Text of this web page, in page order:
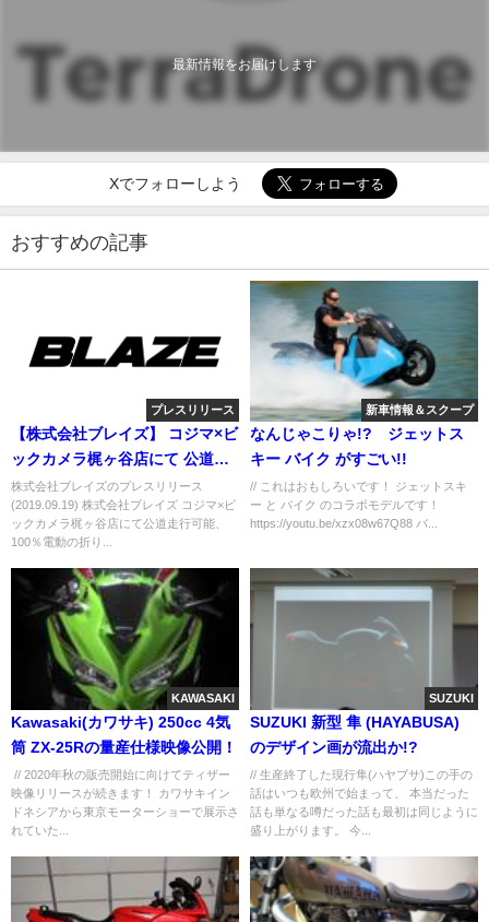
最新情報をお届けします
Xでフォローしよう
おすすめの記事
プレスリリース
【株式会社ブレイズ】 コジマ×ビ
ックカメラ梶ヶ谷店にて 公道走
行可能、100％電動の折り畳みバ
イク「BLAZE SMART EV(ブレ
イズスマートEV)」の特別試乗会
株式会社ブレイズのプレスリリース
(2019.09.19) 株式会社ブレイズ コジマ×ビ
ックカメラ梶ヶ谷店にて公道走行可能、
100％電動の折り...
新車情報＆スクープ
なんじゃこりゃ!? ジェットス
キー バイク がすごい!!
// これはおもしろいです！ ジェットスキ
ー と バイク のコラボモデルです！
https://youtu.be/xzx08w67Q88 バ...
KAWASAKI
Kawasaki(カワサキ) 250cc 4気
筒 ZX-25Rの量産仕様映像公開！
// 2020年秋の販売開始に向けてティザー
映像リリースが続きます！ カワサキイン
ドネシアから東京モーターショーで展示さ
れていた...
SUZUKI
SUZUKI 新型 隼 (HAYABUSA)
のデザイン画が流出か!?
// 生産終了した現行隼(ハヤブサ)この手の
話はいつも欧州で始まって、 本当だった
話も単なる噂だった話も最初は同じように
盛り上がります。 今...